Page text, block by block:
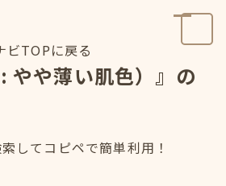
ビTOPに戻る
: やや薄い肌色）』の
してコピペで簡単利用！